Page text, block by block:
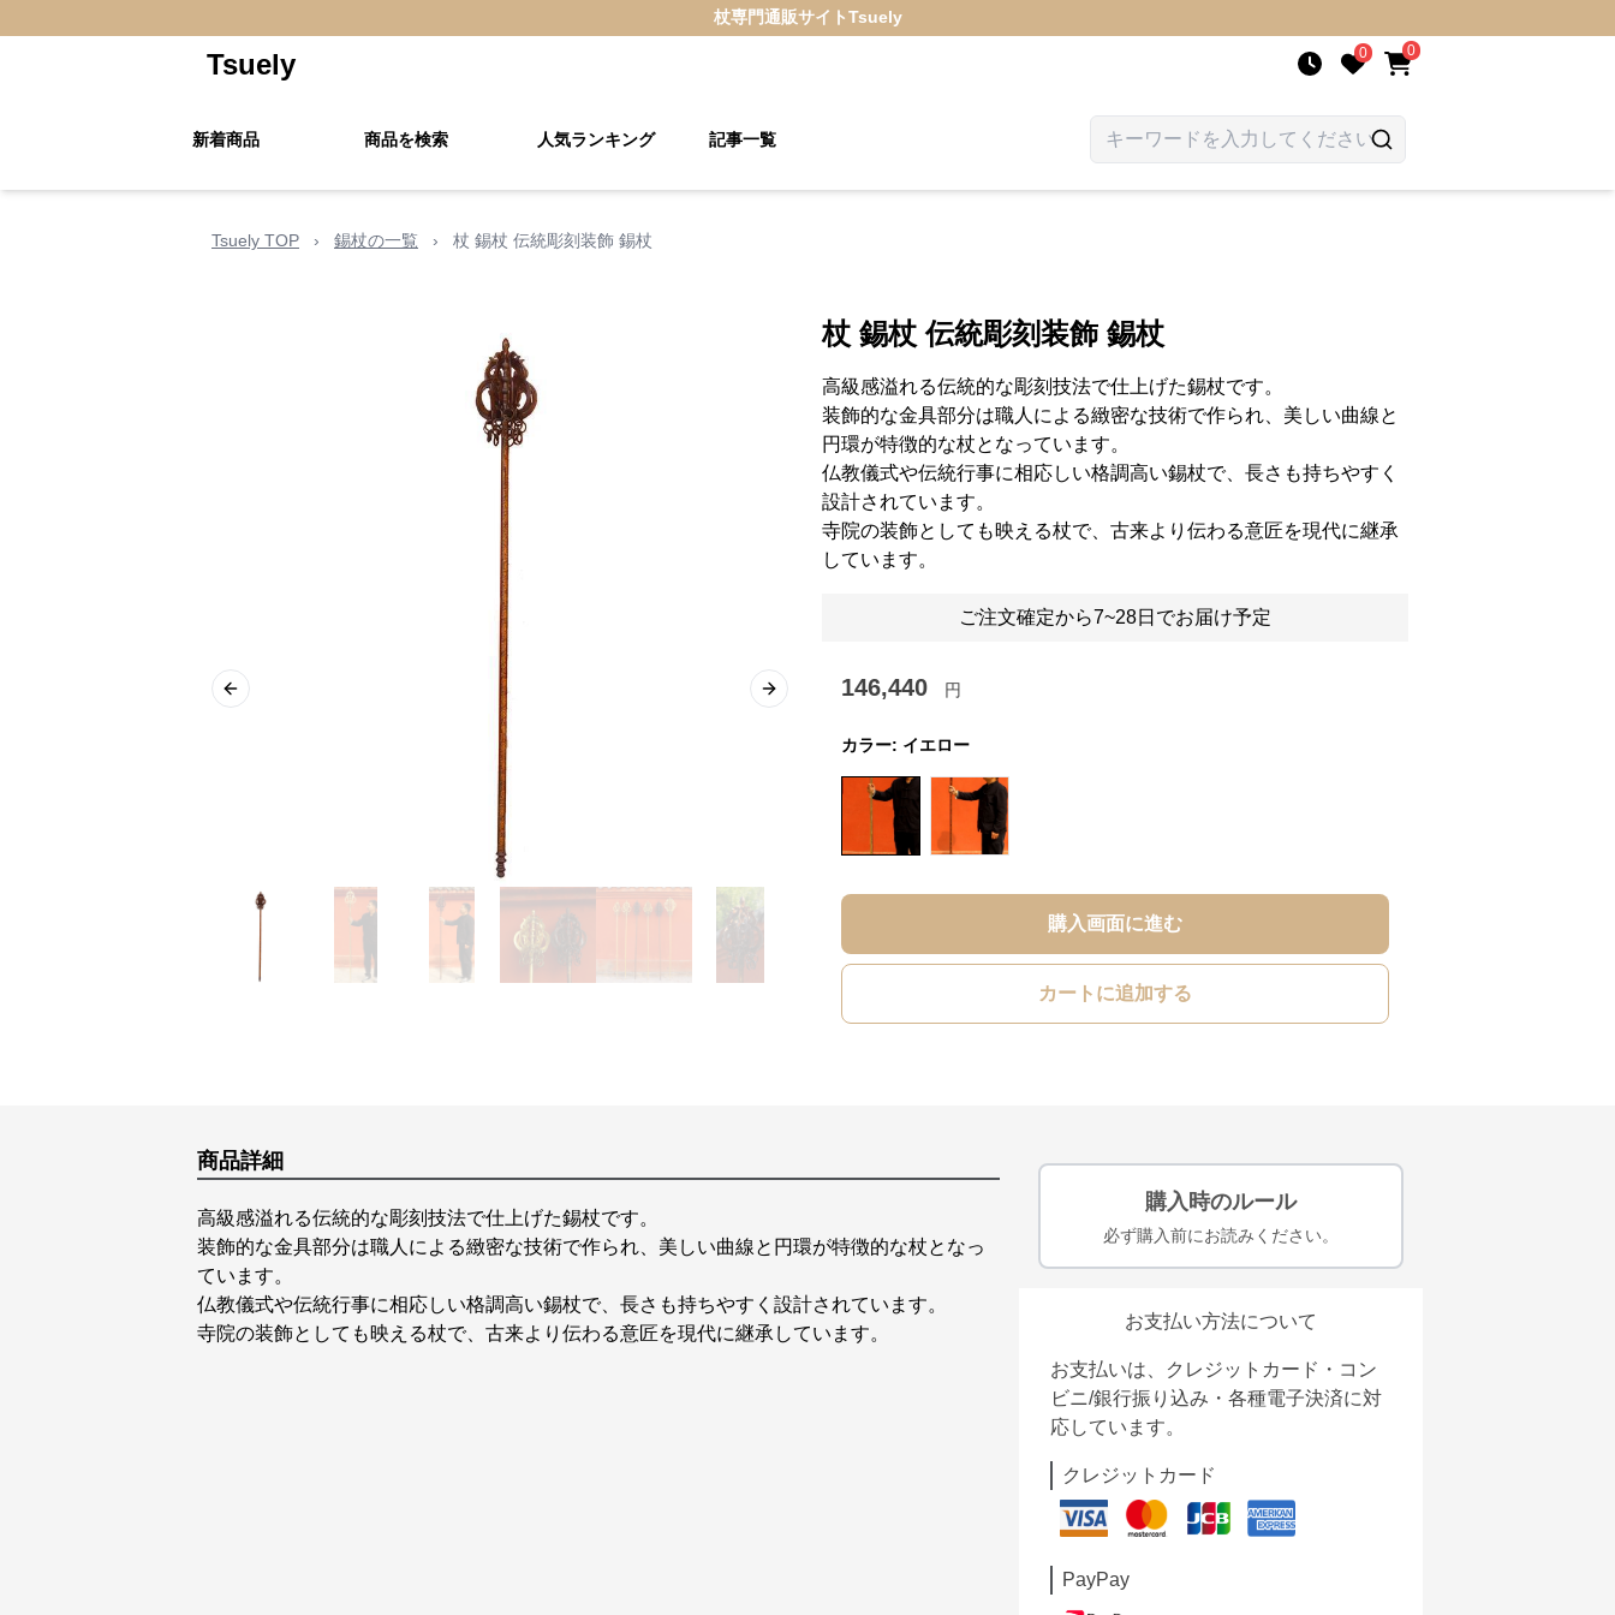
杖専門通販サイトTsuely
Tsuely 0 0
新着商品 商品を検索 人気ランキング 記事一覧
Tsuely TOP › 錫杖の一覧 › 杖 錫杖 伝統彫刻装飾 錫杖
Previous slide Next slide
杖 錫杖 伝統彫刻装飾 錫杖
高級感溢れる伝統的な彫刻技法で仕上げた錫杖です。
装飾的な金具部分は職人による緻密な技術で作られ、美しい曲線と
円環が特徴的な杖となっています。
仏教儀式や伝統行事に相応しい格調高い錫杖で、長さも持ちやすく
設計されています。
寺院の装飾としても映える杖で、古来より伝わる意匠を現代に継承
しています。
ご注文確定から7~28日でお届け予定
146,440 円
カラー: イエロー
購入画面に進む
カートに追加する
商品詳細
高級感溢れる伝統的な彫刻技法で仕上げた錫杖です。
装飾的な金具部分は職人による緻密な技術で作られ、美しい曲線と円環が特徴的な杖となっ
ています。
仏教儀式や伝統行事に相応しい格調高い錫杖で、長さも持ちやすく設計されています。
寺院の装飾としても映える杖で、古来より伝わる意匠を現代に継承しています。
購入時のルール
必ず購入前にお読みください。
お支払い方法について
お支払いは、クレジットカード・コン
ビニ/銀行振り込み・各種電子決済に対
応しています。
クレジットカード
PayPay